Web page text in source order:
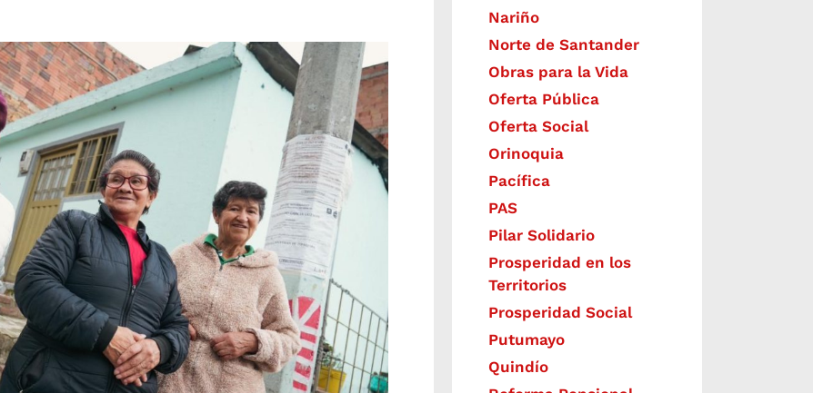
Nariño
Norte de Santander
Obras para la Vida
Oferta Pública
Oferta Social​​
Orinoquia
Pacífica
PAS
Pilar Solidario
Prosperidad en los
Territorios
Prosperidad Social
Putumayo
Quindío